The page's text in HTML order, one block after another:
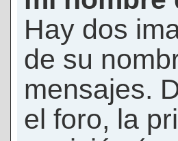
Hay dos
de su
mensajes.
el foro, la